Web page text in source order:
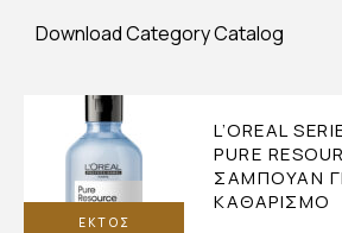
Download Category Catalog
ΕΚΤΌΣ
L’OREAL
PURE
ΣΑΜΠΟΥΆΝ
ΚΑΘΑΡΙΣΜΌ